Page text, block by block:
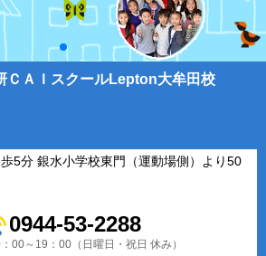
ＣＡＩスクールLepton大牟田校
歩5分 銀水小学校東門（運動場側）より50
0944-53-2288
00～19：00（日曜日・祝日 休み）